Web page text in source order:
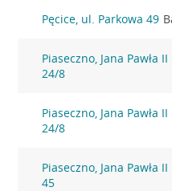
Pęcice, ul. Parkowa 49
Piaseczno, Jana Pawła II
24/8
Piaseczno, Jana Pawła II
24/8
Piaseczno, Jana Pawła II
45